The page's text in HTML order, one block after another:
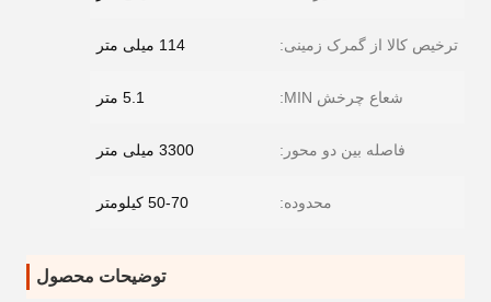
ترخیص کالا از گمرک زمینی: 114 میلی متر
شعاع چرخش MIN: 5.1 متر
فاصله بین دو محور: 3300 میلی متر
محدوده: 50-70 کیلومتر
توضیحات محصول